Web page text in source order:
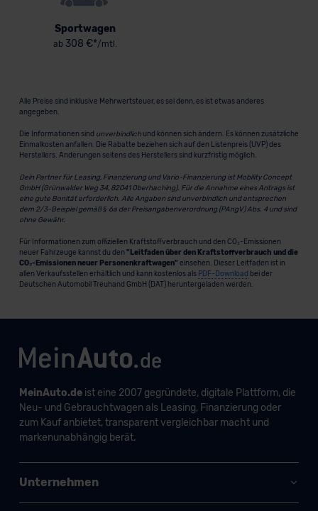
Sportwagen
ab 308 €*/mtl.
Alle Preise sind inklusive Mehrwertsteuer, es sei denn, es ist etwas anderes
angegeben.
Die Informationen sind unverbindlichund können sich ändern. Es können zusätzliche
Einmalkosten anfallen. Die Rabatte beziehen sich auf den Listenpreis (UVP) des
Herstellers. Änderungen seitens des Herstellers sind kurzfristig möglich.
Dein Partner für Leasing, Finanzierung und Vario-Finanzierung ist Mobility Concept
GmbH (Grünwalder Weg 34, 82041 Oberhaching). Für die Annahme eines Antrags ist
eine gute Bonität erforderlich. Alle Angaben sind unverbindlich und entsprechen
dem 2/3-Beispiel gemäß § 6a der Preisangabenverordnung (PAngV) Abs. 4 und sind
ohne Gewähr.
Für Informationen zum offiziellen Kraftstoffverbrauch und den CO₂-Emissionen
neuer Fahrzeuge kannst du den "Leitfaden über den Kraftstoffverbrauch und die
CO₂-Emissionen neuer Personenkraftwagen" einsehen. Dieser Leitfaden ist in
allen Verkaufsstellen erhältlich und kann kostenlos als PDF-Download bei der
Deutschen Automobil Treuhand GmbH (DAT) heruntergeladen werden.
MeinAuto.deist eine 2007 gegründete, digitale Plattform, die
Neu- und Gebrauchtwagen als Leasing, Finanzierung oder
zum Kauf anbietet, transparent vergleichbar macht und
markenunabhängig berät.
Unternehmen